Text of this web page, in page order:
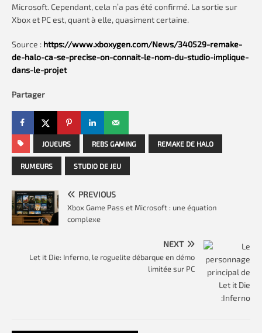
Microsoft. Cependant, cela n’a pas été confirmé. La sortie sur
Xbox et PC est, quant à elle, quasiment certaine.
Source : https://www.xboxygen.com/News/340529-remake-
de-halo-ca-se-precise-on-connait-le-nom-du-studio-implique-
dans-le-projet
Partager
JOUEURS REBS GAMING REMAKE DE HALO
RUMEURS STUDIO DE JEU
PREVIOUS
Xbox Game Pass et Microsoft : une équation
complexe
NEXT
Let it Die: Inferno, le roguelite débarque en démo
limitée sur PC